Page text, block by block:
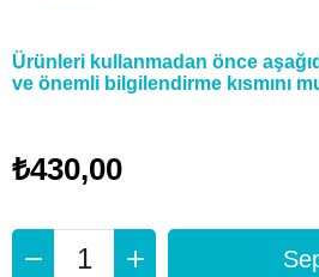
Ürünleri kullanmadan önce
ve önemli bilgilendirme kısmını
₺430,00